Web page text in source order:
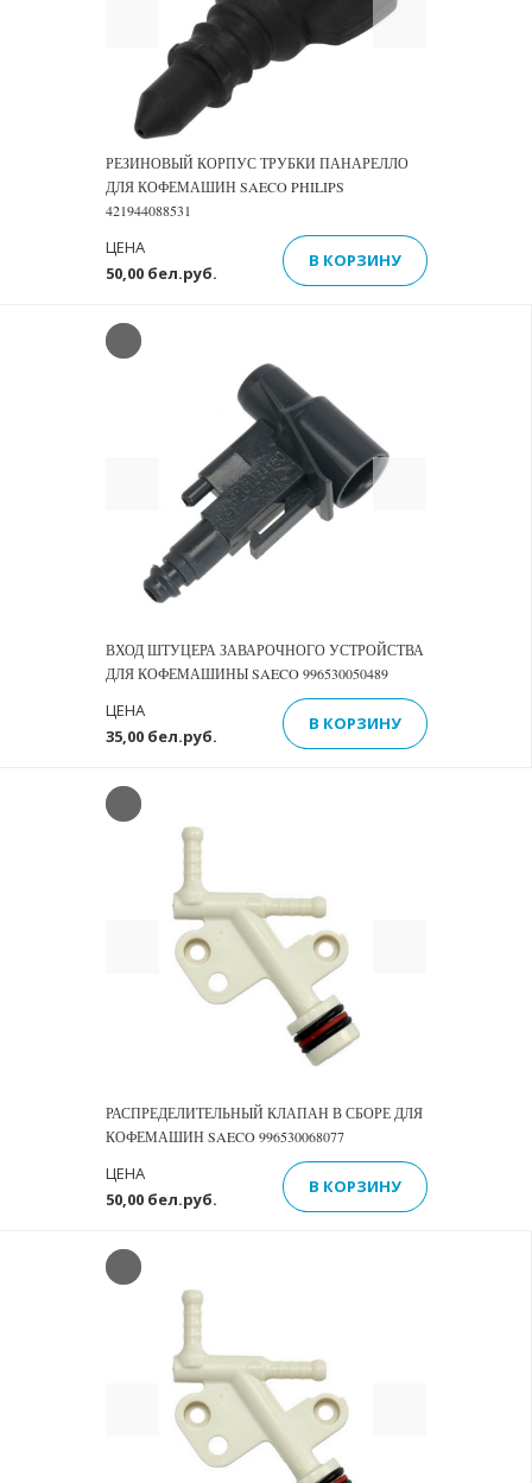
Previous
РЕЗИНОВЫЙ КОРПУС ТРУБКИ ПАНАРЕЛЛО
ДЛЯ КОФЕМАШИН SAECO PHILIPS
421944088531
50,00 бел.руб.
ЦЕНА
В КОРЗИНУ
Previous
ВХОД ШТУЦЕРА ЗАВАРОЧНОГО УСТРОЙСТВА
ДЛЯ КОФЕМАШИНЫ SAECO 996530050489
35,00 бел.руб.
ЦЕНА
В КОРЗИНУ
Previous
РАСПРЕДЕЛИТЕЛЬНЫЙ КЛАПАН В СБОРЕ ДЛЯ
КОФЕМАШИН SAECO 996530068077
50,00 бел.руб.
ЦЕНА
В КОРЗИНУ
Previous